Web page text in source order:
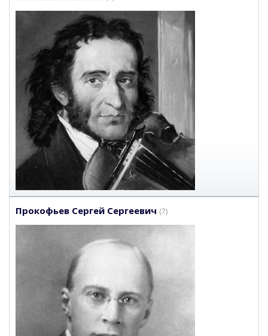
Прокофьев Сергей Сергеевич (7)